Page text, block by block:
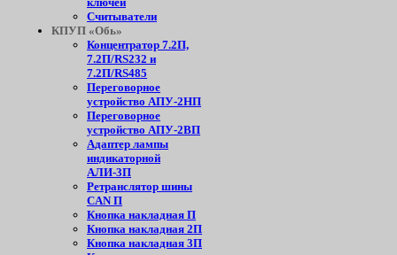
Считыватели
КПУП «Обь»
Концентратор 7.2П,
7.2П/RS232 и
7.2П/RS485
Переговорное
устройство АПУ-2НП
Переговорное
устройство АПУ-2ВП
Адаптер лампы
индикаторной
АЛИ-3П
Ретранслятор шины
CAN П
Кнопка накладная П
Кнопка накладная 2П
Кнопка накладная 3П